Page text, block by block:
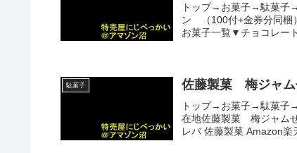
トップ→お菓子→駄菓子
ン （100付+金券分同梱
お菓子一覧▼チョコレー
駄菓子 佐藤製菓 梅ジャム
トップ→お菓子→駄菓子
在地佐藤製菓 梅ジャム
レバ 佐藤製菓 Amazon楽